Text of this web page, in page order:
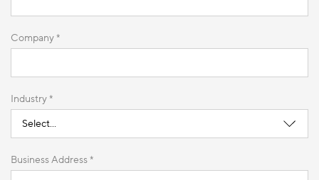
Company *
Industry *
Business Address *